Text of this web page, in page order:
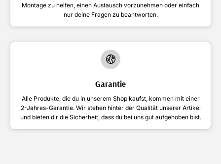
Montage zu helfen, einen Austausch vorzunehmen oder einfach
nur deine Fragen zu beantworten.
Garantie
Alle Produkte, die du in unserem Shop kaufst, kommen mit einer
2-Jahres-Garantie. Wir stehen hinter der Qualität unserer Artikel
und bieten dir die Sicherheit, dass du bei uns gut aufgehoben bist.